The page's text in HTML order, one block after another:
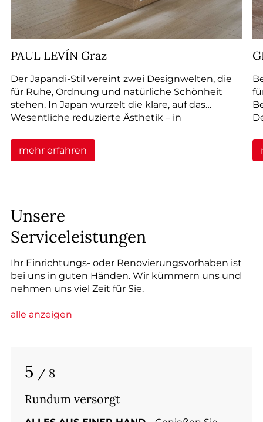
--
--
PAUL LEVÍN Graz
Der Japandi-Stil vereint zwei Designwelten, die
für Ruhe, Ordnung und natürliche Schönheit
stehen. In Japan wurzelt die klare, auf das
Wesentliche reduzierte Ästhetik – in
Behaglichkeit.
mehr erfahren
Unsere
Serviceleistungen
Ihr Einrichtungs- oder Renovierungsvorhaben ist
bei uns in guten Händen. Wir kümmern uns und
nehmen uns viel Zeit für Sie.
alle anzeigen
5 / 8
Rundum versorgt